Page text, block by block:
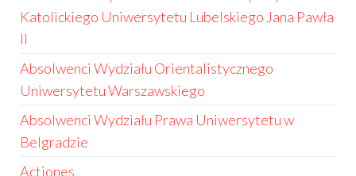
Katolickiego Uniwersytetu Lubelskiego Jana Pawła
II
Absolwenci Wydziału Orientalistycznego
Uniwersytetu Warszawskiego
Absolwenci Wydziału Prawa Uniwersytetu w
Belgradzie
Actiones